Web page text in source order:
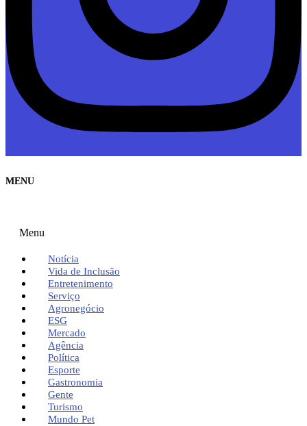
MENU
Menu
Notícia
Vida de Inclusão
Entretenimento
Serviço
Agronegócio
ESG
Mercado
Agência
Política
Esporte
Gastronomia
Gente
Turismo
Mundo Pet